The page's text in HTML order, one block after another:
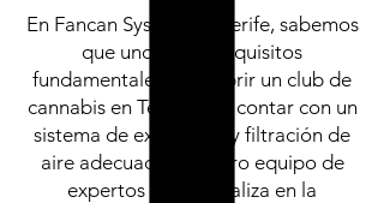
En Fancan Systems Tenerife, sabemos
que uno de los requisitos
fundamentales para abrir un club de
cannabis en Tenerife es contar con un
sistema de extracción y filtración de
aire adecuado. Nuestro equipo de
expertos se especializa en la